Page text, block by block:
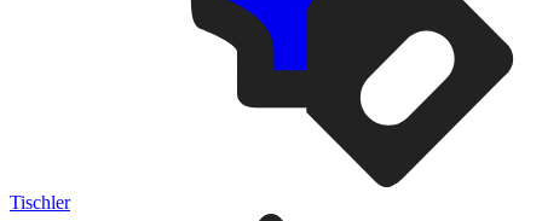
Tischler